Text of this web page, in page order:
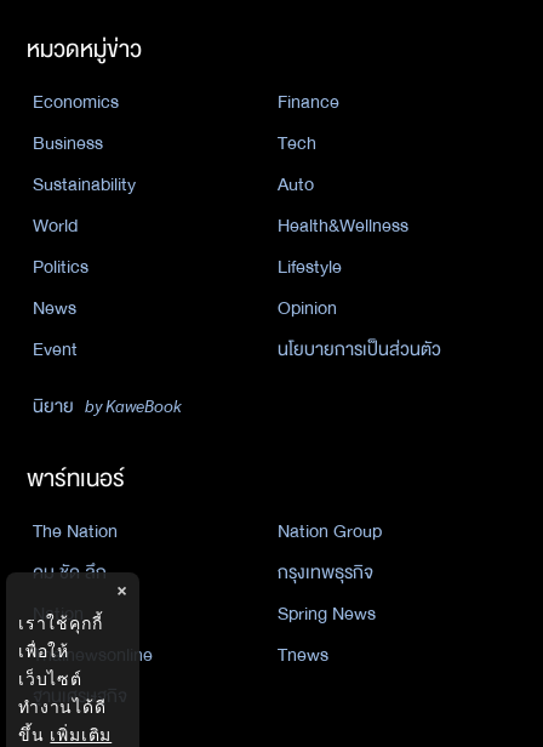
หมวดหมู่ข่าว
Economics
Finance
Business
Tech
Sustainability
Auto
World
Health&Wellness
Politics
Lifestyle
News
Opinion
Event
นโยบายการเป็นส่วนตัว
นิยาย by KaweBook
พาร์ทเนอร์
The Nation
Nation Group
คม ชัด ลึก
กรุงเทพธุรกิจ
Nation
Spring News
Thainewsonline
Tnews
ฐานเศรษฐกิจ
×
เราใช้คุกกี้
เพื่อให้
เว็บไซต์
ทำงานได้ดี
ขึ้น เพิ่มเติม